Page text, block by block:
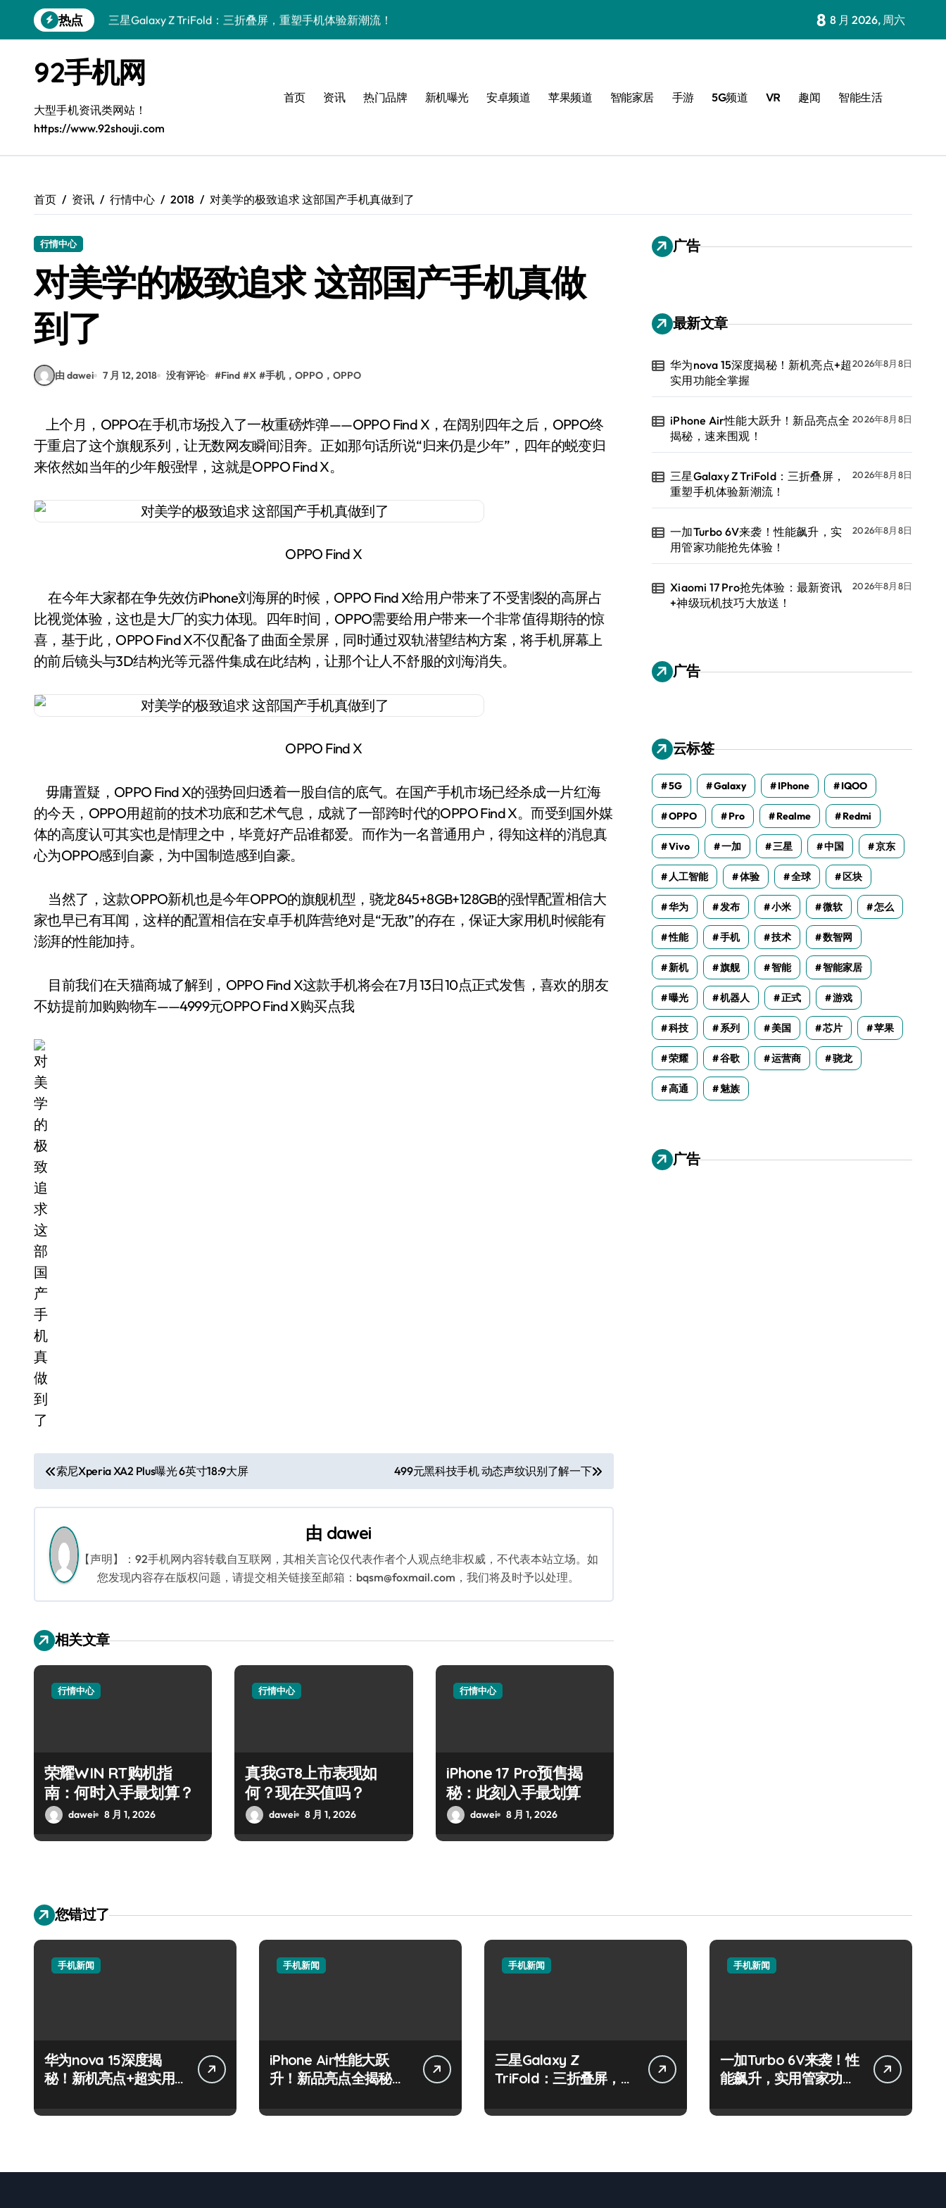
到
热点
三星Galaxy Z TriFold：三折叠屏，重塑手机体验新潮流！
Xiaomi 17 Pro抢先体验：最新资讯+神级玩机技巧大放送！
三星W26重磅来袭！实用动态+贴心服务手机体验全掌握
vivo Y500i新资讯速递，手机体验师揭秘实用技巧与亮点
OPPO Find X9抢先体验！揭秘最新黑科技，速来围观！
Xiaomi 17 Pro深度体验：亮点全揭秘+玩机技巧大放送
8 8 月 2026, 周六
92手机网
大型手机资讯类网站！
https://www.92shouji.com
首页 资讯 热门品牌 新机曝光 安卓频道 苹果频道 智能家居 手游 5G频道 VR 趣闻 智能生活
首页 资讯 行情中心 2018 对美学的极致追求 这部国产手机真做到了
行情中心
对美学的极致追求 这部国产手机真做
到了
由 dawei 7 月 12, 2018 没有评论 #Find #X #手机，OPPO，OPPO
上个月，OPPO在手机市场投入了一枚重磅炸弹——OPPO Find X，在阔别四年之后，OPPO终
于重启了这个旗舰系列，让无数网友瞬间泪奔。正如那句话所说“归来仍是少年”，四年的蜕变归
来依然如当年的少年般强悍，这就是OPPO Find X。
OPPO Find X
在今年大家都在争先效仿iPhone刘海屏的时候，OPPO Find X给用户带来了不受割裂的高屏占
比视觉体验，这也是大厂的实力体现。四年时间，OPPO需要给用户带来一个非常值得期待的惊
喜，基于此，OPPO Find X不仅配备了曲面全景屏，同时通过双轨潜望结构方案，将手机屏幕上
的前后镜头与3D结构光等元器件集成在此结构，让那个让人不舒服的刘海消失。
OPPO Find X
毋庸置疑，OPPO Find X的强势回归透着一股自信的底气。在国产手机市场已经杀成一片红海
的今天，OPPO用超前的技术功底和艺术气息，成就了一部跨时代的OPPO Find X。而受到国外媒
体的高度认可其实也是情理之中，毕竟好产品谁都爱。而作为一名普通用户，得知这样的消息真
心为OPPO感到自豪，为中国制造感到自豪。
当然了，这款OPPO新机也是今年OPPO的旗舰机型，骁龙845+8GB+128GB的强悍配置相信大
家也早已有耳闻，这样的配置相信在安卓手机阵营绝对是“无敌”的存在，保证大家用机时候能有
澎湃的性能加持。
目前我们在天猫商城了解到，OPPO Find X这款手机将会在7月13日10点正式发售，喜欢的朋友
不妨提前加购购物车——4999元OPPO Find X购买点我
文
章
导
航
索尼Xperia XA2 Plus曝光 6英寸18:9大屏 499元黑科技手机 动态声纹识别了解一下
由 dawei
【声明】：92手机网内容转载自互联网，其相关言论仅代表作者个人观点绝非权威，不代表本站立场。如
您发现内容存在版权问题，请提交相关链接至邮箱：bqsm@foxmail.com，我们将及时予以处理。
相关文章
行情中心
荣耀WIN RT购机指
南：何时入手最划算？
dawei 8 月 1, 2026
行情中心
真我GT8上市表现如
何？现在买值吗？
dawei 8 月 1, 2026
行情中心
iPhone 17 Pro预售揭
秘：此刻入手最划算
dawei 8 月 1, 2026
广告
最新文章
华为nova 15深度揭秘！新机亮点+超
实用功能全掌握
2026年8月8日
iPhone Air性能大跃升！新品亮点全
揭秘，速来围观！
2026年8月8日
三星Galaxy Z TriFold：三折叠屏，
重塑手机体验新潮流！
2026年8月8日
一加Turbo 6V来袭！性能飙升，实
用管家功能抢先体验！
2026年8月8日
Xiaomi 17 Pro抢先体验：最新资讯
+神级玩机技巧大放送！
2026年8月8日
广告
云标签
5G Galaxy IPhone IQOO
OPPO Pro Realme Redmi
Vivo 一加 三星 中国 京东
人工智能 体验 全球 区块
华为 发布 小米 微软 怎么
性能 手机 技术 数智网
新机 旗舰 智能 智能家居
曝光 机器人 正式 游戏
科技 系列 美国 芯片 苹果
荣耀 谷歌 运营商 骁龙
高通 魅族
广告
您错过了
手机新闻
华为nova 15深度揭
秘！新机亮点+超实用
手机新闻
iPhone Air性能大跃
升！新品亮点全揭秘，
手机新闻
三星Galaxy Z
TriFold：三折叠屏，重
手机新闻
一加Turbo 6V来袭！性
能飙升，实用管家功能